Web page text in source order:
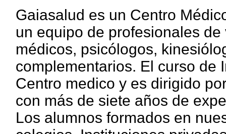
Gaiasalud es un Centro
un equipo de profesionales
médicos, psicólogos,
complementarios. El curso de
Centro medico y es dirigido
con más de siete años de
Los alumnos formados en